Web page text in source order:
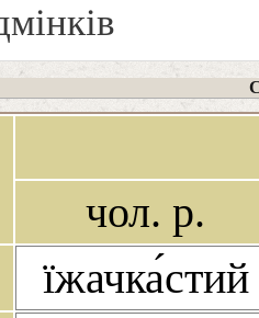
чол. р.
їжачка́стий